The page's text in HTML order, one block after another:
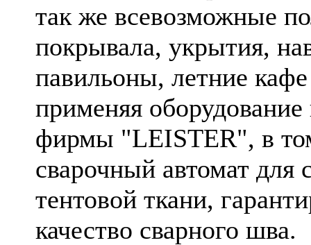
так же всевозможные
покрывала, укрытия,
павильоны, летние
применяя
фирмы "LEISTER", в
сварочный автомат для
тентовой ткани,
качество сварного шва.